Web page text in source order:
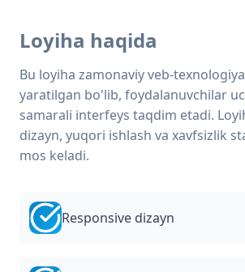
Loyiha haqida
Bu loyiha zamonaviy veb-
yaratilgan bo'lib, foydalanuvchilar
samarali interfeys taqdim etadi.
dizayn, yuqori ishlash va xavfsizlik
mos keladi.
Responsive dizayn